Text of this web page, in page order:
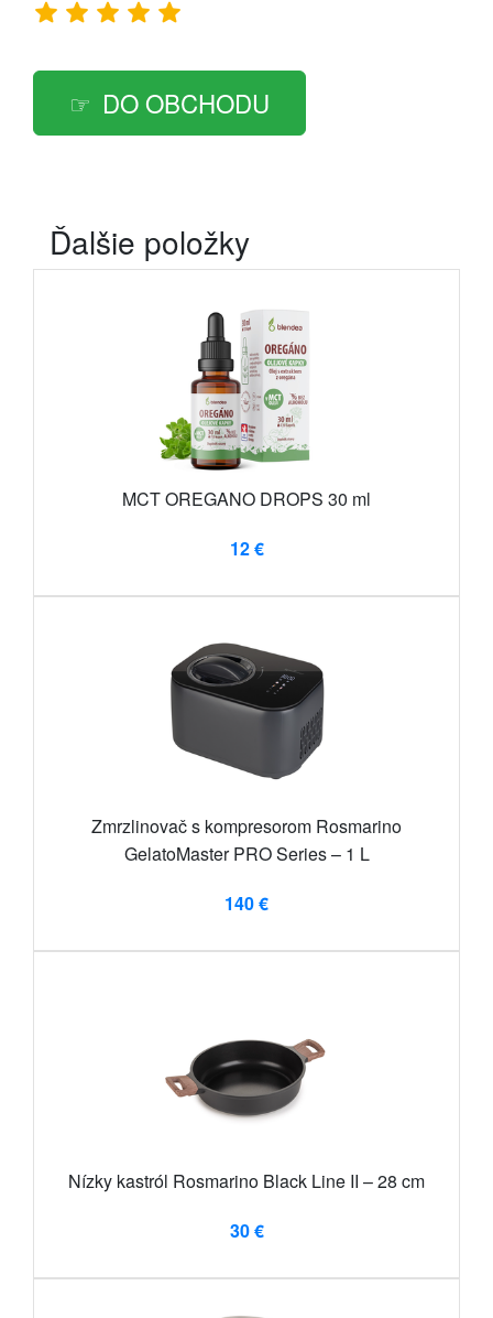
DO OBCHODU
Ďalšie položky
MCT OREGANO DROPS 30 ml
12 €
Zmrzlinovač s kompresorom Rosmarino
GelatoMaster PRO Series – 1 L
140 €
Nízky kastról Rosmarino Black Line II – 28 cm
30 €